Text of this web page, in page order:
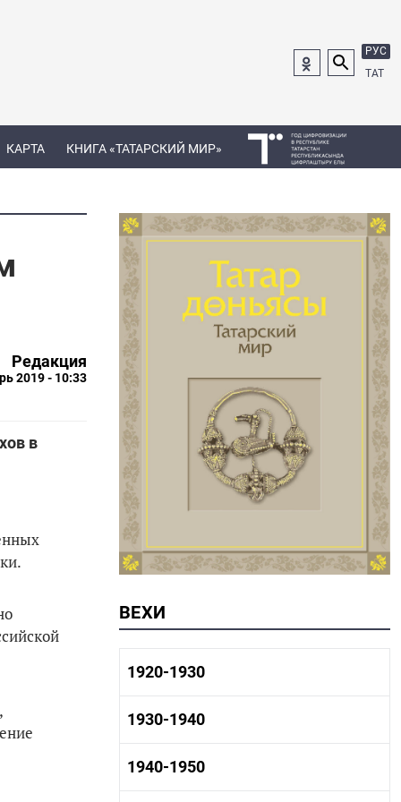
РУС
ТАТ
КАРТА КНИГА «ТАТАРСКИЙ МИР»
Редакция
2019 - 10:33
в
ВЕХИ
1920-1930
1920-1930 история
1920-1930 культура
1930-1940
1930-1940 история
1930-1940 культура
1940-1950